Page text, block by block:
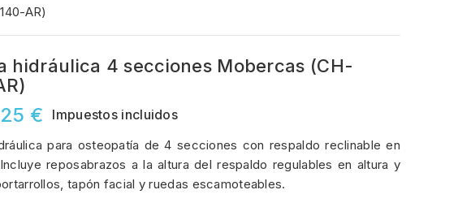
AR)
hidráulica 4 secciones Mobercas (CH-
€ Impuestos incluidos
para osteopatía de 4 secciones con respaldo reclinable en
reposabrazos a la altura del respaldo regulables en altura y
tapón facial y ruedas escamoteables.